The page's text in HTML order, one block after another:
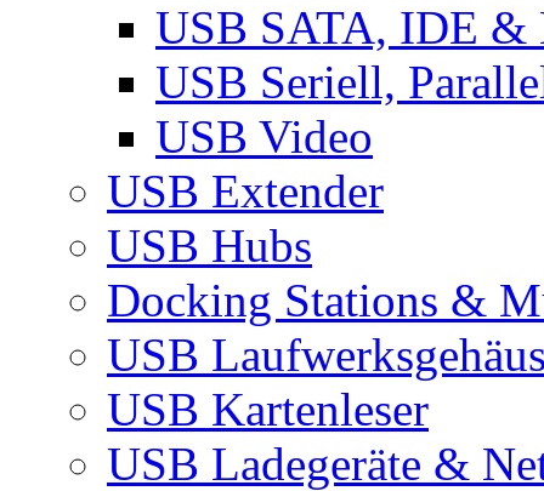
USB SATA, IDE &
USB Seriell,
USB Video
USB Extender
USB Hubs
Docking Stations &
USB
USB Kartenleser
USB Ladegeräte &